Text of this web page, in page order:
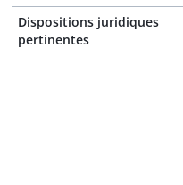
Dispositions juridiques
pertinentes